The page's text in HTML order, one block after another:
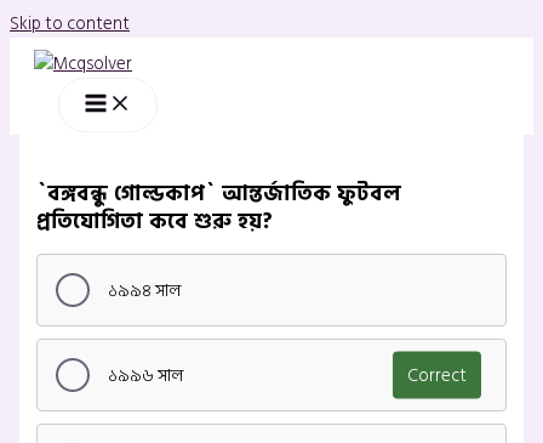
Skip to content
`বঙ্গবন্ধু গোল্ডকাপ` আন্তর্জাতিক ফুটবল
প্রতিযোগিতা কবে শুরু হয়?
১৯৯৪ সাল
১৯৯৬ সাল Correct